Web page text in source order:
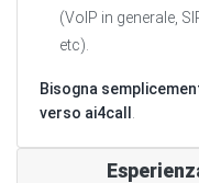
(VoIP in generale,
etc).
Bisogna
verso ai4call